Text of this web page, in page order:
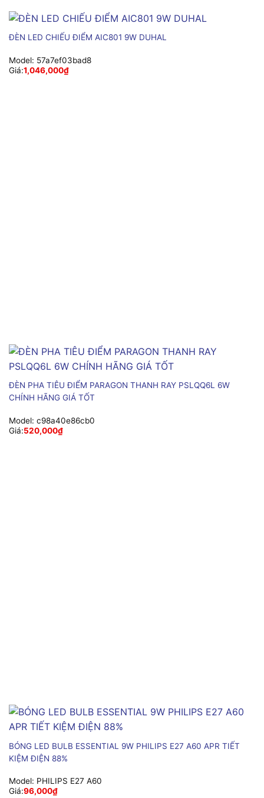
ĐÈN LED CHIẾU ĐIỂM AIC801 9W DUHAL
Model: 57a7ef03bad8
Giá:1,046,000₫
ĐÈN PHA TIÊU ĐIỂM PARAGON THANH RAY PSLQQ6L 6W
CHÍNH HÃNG GIÁ TỐT
Model: c98a40e86cb0
Giá:520,000₫
BÓNG LED BULB ESSENTIAL 9W PHILIPS E27 A60 APR TIẾT
KIỆM ĐIỆN 88%
Model: PHILIPS E27 A60
Giá:96,000₫